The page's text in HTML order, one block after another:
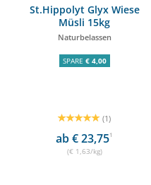
St.Hippolyt Glyx Wiese
Müsli 15kg
Naturbelassen
SPARE € 4,00
(1)
ab € 23,751
(€ 1,63/kg)